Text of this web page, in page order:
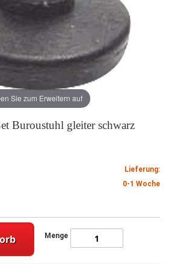
Buroustuhl gleiter schwarz
Lieferung:
0-1 Woche
Menge
Sie zum Erweitern auf